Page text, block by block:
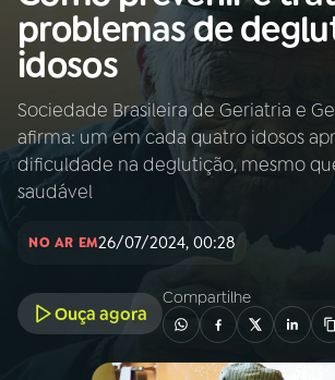
na
Rádio
Nacional
Buscar
AO VIVO
INÍCIO
02A RÁDIO
03PROGRAMAÇÃO
problemas de
idosos
Sociedade Brasileira de Geriatria e
afirma: um em cada quatro idosos
dificuldade na deglutição, mesmo
saudável
NO AR EM26/07/2024, 00:28
Ouça agora
Compartilhe